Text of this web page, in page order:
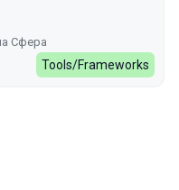
Сфера
Tools/Frameworks